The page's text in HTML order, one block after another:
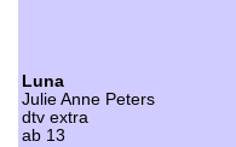
Luna
Julie Anne Peters
dtv extra
ab 13